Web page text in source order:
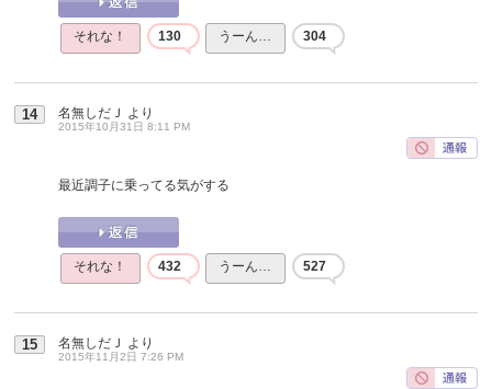
それな！ 130 うーん… 304
14 名無しだＪ より
2015年10月31日 8:11 PM
最近調子に乗ってる気がする
それな！ 432 うーん… 527
15 名無しだＪ より
2015年11月2日 7:26 PM